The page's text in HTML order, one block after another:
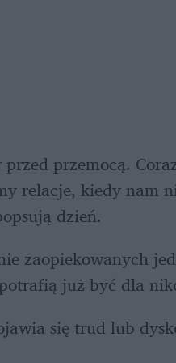
przemocą.
relacje, kiedy nam
dzień.
zaopiekowanych
już być dla
się trud lub